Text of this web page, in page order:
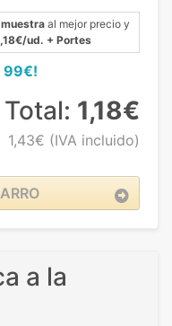
al mejor precio y
ud. + Portes
99€!
Total: 1,18€
1,43€ (IVA incluido)
a la